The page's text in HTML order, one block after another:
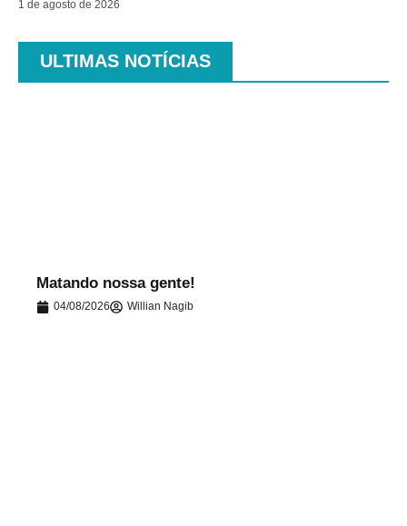
1 de agosto de 2026
ULTIMAS NOTÍCIAS
Matando nossa gente!
04/08/2026 Willian Nagib